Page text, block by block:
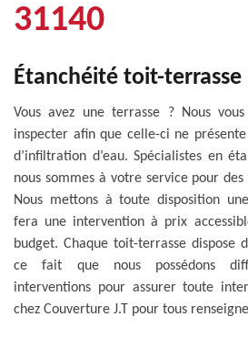
31140
Étanchéité toit-terrasse
Vous avez une terrasse ? Nous
inspecter afin que celle-ci ne
d’infiltration d’eau. Spécialistes en
nous sommes à votre service pour
Nous mettons à toute disposition
fera une intervention à prix
budget. Chaque toit-terrasse dispose
ce fait que nous possédons
interventions pour assurer toute
chez Couverture J.T pour tous